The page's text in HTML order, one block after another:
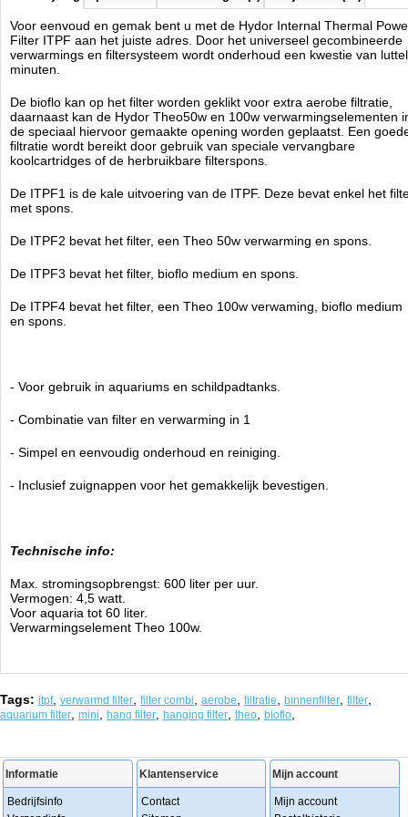
Technische info:
Max. stromingsopbrengst: 600 liter per uur.
Vermogen: 4,5 watt.
Verwarmingselement Theo 100w.
Hydor
Manufactured by:Hydor
Model:K-22100
Product ID:8011195100057
New
Voor eenvoud en gemak bent u met de Hydor Internal Thermal
Filter ITPF aan het juiste adres. Door het universeel gecombineerde
verwarmings en filtersysteem wordt onderhoud een kwestie van
minuten.
De bioflo kan op het filter worden geklikt voor extra aerobe filtratie,
daarnaast kan de Hydor Theo50w en 100w verwarmingselementen
de speciaal hiervoor gemaakte opening worden geplaatst. Een
filtratie wordt bereikt door gebruik van speciale vervangbare
koolcartridges of de herbruikbare filterspons.
De ITPF1 is de kale uitvoering van de ITPF. Deze bevat enkel het
met spons.
De ITPF2 bevat het filter, een Theo 50w verwarming en spons.
De ITPF3 bevat het filter, bioflo medium en spons.
De ITPF4 bevat het filter, een Theo 100w verwaming, bioflo medium
en spons.
- Voor gebruik in aquariums en schildpadtanks.
- Combinatie van filter en verwarming in 1
- Simpel en eenvoudig onderhoud en reiniging.
- Inclusief zuignappen voor het gemakkelijk bevestigen.
Technische info:
Max. stromingsopbrengst: 600 liter per uur.
Vermogen: 4,5 watt.
Voor aquaria tot 60 liter.
Verwarmingselement Theo 100w.
Tags: itpf, verwarmd filter filter combi aerobe filtratie binnenfilter filter
aquarium filter mini hang filter hanging filter theo bioflo
Informatie
Bedrijfsinfo
Klantenservice
Contact
Mijn account
Mijn account